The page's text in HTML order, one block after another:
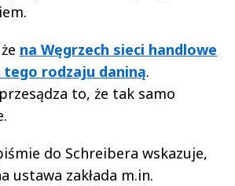
na Węgrzech sieci handlowe
rodzaju daniną.
to, że tak samo
do Schreibera wskazuje,
ustawa zakłada m.in.